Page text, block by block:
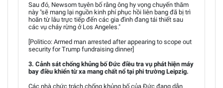
Sau đó, Newsom tuyên bố rằng ông hy vọng chuyến thăm
này "sẽ mang lại nguồn kinh phí phục hồi liên bang đã bị trì
hoãn từ lâu trực tiếp đến các gia đình đang tái thiết sau
các vụ cháy rừng ở Los Angeles."
[Politico: Armed man arrested after appearing to scope out
security for Trump fundraising dinner]
3. Cảnh sát chống khủng bố Đức điều tra vụ phát hiện máy
bay điều khiển từ xa mang chất nổ tại phi trường Leipzig.
Các nhà chức trách chống khủng bố của Đức đang dẫn